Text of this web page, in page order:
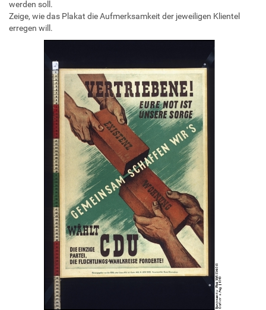
werden soll.
Zeige, wie das Plakat die Aufmerksamkeit der jeweiligen Klientel
erregen will.